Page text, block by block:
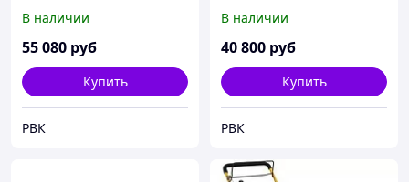
В наличии
55 080 руб
Купить
РВК
В наличии
40 800 руб
Купить
РВК